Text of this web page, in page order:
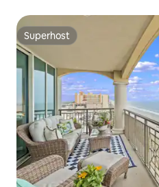
Superhost
Superhost